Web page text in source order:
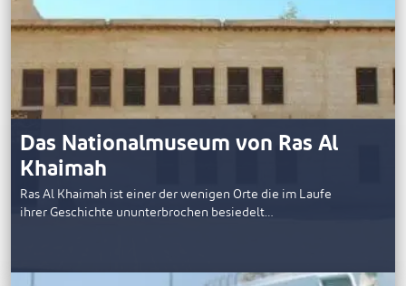
Das Nationalmuseum von Ras Al
Khaimah
Ras Al Khaimah ist einer der wenigen Orte die im Laufe
ihrer Geschichte ununterbrochen besiedelt…